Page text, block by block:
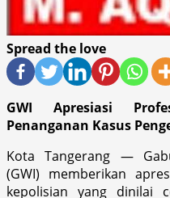
Spread the love
GWI Apresiasi
Penanganan Kasus
Kota Tangerang —
(GWI) memberikan
kepolisian yang dinilai